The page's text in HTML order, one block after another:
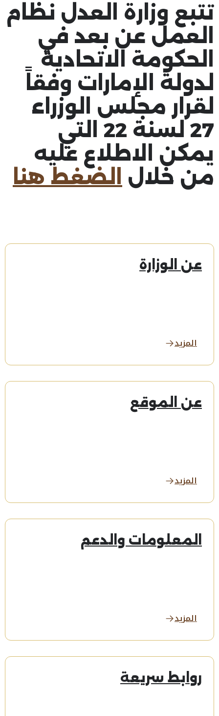
تتبع وزارة العدل نظام
العمل عن بعد في
الحكومة الاتحادية
لدولة الإمارات وفقاً
لقرار مجلس الوزراء
27 لسنة 22 التي
يمكن الاطلاع عليه
من خلال
الضغط هنا
عن الوزارة
المزيد
عن الموقع
المزيد
المعلومات والدعم
المزيد
روابط سريعة